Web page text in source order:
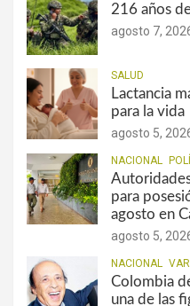
216 años
agosto 7,
SALUD
Lactancia
para la vida
agosto 5,
NACIONAL
para
agosto en
agosto 5,
NACIONAL
Colombia
una de las